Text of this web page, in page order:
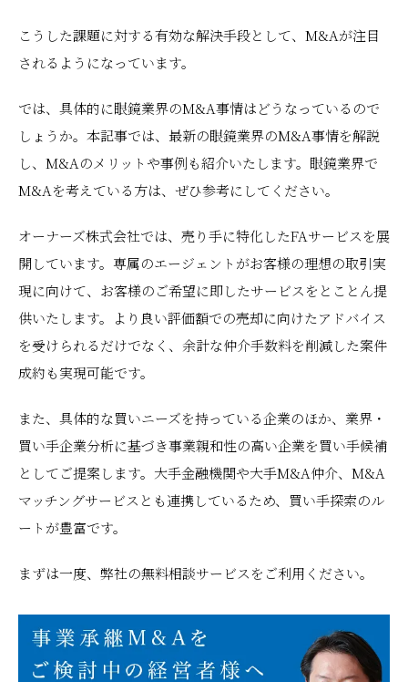
こうした課題に対する有効な解決手段として、M&Aが注目
されるようになっています。
では、具体的に眼鏡業界のM&A事情はどうなっているので
しょうか。本記事では、最新の眼鏡業界のM&A事情を解説
し、M&Aのメリットや事例も紹介いたします。眼鏡業界で
M&Aを考えている方は、ぜひ参考にしてください。
オーナーズ株式会社では、売り手に特化したFAサービスを展
開しています。専属のエージェントがお客様の理想の取引実
現に向けて、お客様のご希望に即したサービスをとことん提
供いたします。より良い評価額での売却に向けたアドバイス
を受けられるだけでなく、余計な仲介手数料を削減した案件
成約も実現可能です。
また、具体的な買いニーズを持っている企業のほか、業界・
買い手企業分析に基づき事業親和性の高い企業を買い手候補
としてご提案します。大手金融機関や大手M&A仲介、M&A
マッチングサービスとも連携しているため、買い手探索のル
ートが豊富です。
まずは一度、弊社の無料相談サービスをご利用ください。